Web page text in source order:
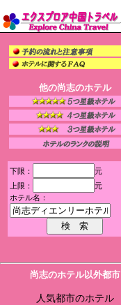
他の尚志のホテル
下限：
元
上限：
元
ホテル名：
尚志のホテル以外都市
人気都市のホテル